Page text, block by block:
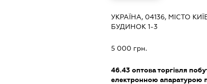
УКРАЇНА, 04136, МІСТО
БУДИНОК 1-3
5 000 грн.
46.43оптова торгівля
електронною апаратурою